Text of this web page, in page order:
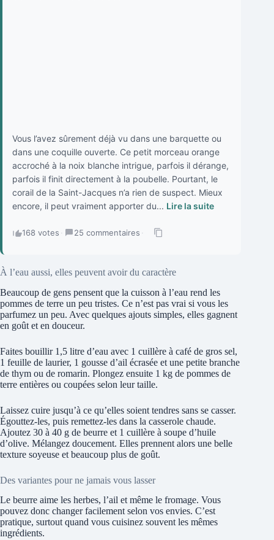
Vous l’avez sûrement déjà vu dans une barquette ou
dans une coquille ouverte. Ce petit morceau orange
accroché à la noix blanche intrigue, parfois il dérange,
parfois il finit directement à la poubelle. Pourtant, le
corail de la Saint-Jacques n’a rien de suspect. Mieux
encore, il peut vraiment apporter du... Lire la suite
168 votes · 25 commentaires ·
À l’eau aussi, elles peuvent avoir du caractère
Beaucoup de gens pensent que la cuisson à l’eau rend les
pommes de terre un peu tristes. Ce n’est pas vrai si vous les
parfumez un peu. Avec quelques ajouts simples, elles gagnent
en goût et en douceur.
Faites bouillir 1,5 litre d’eau avec 1 cuillère à café de gros sel,
1 feuille de laurier, 1 gousse d’ail écrasée et une petite branche
de thym ou de romarin. Plongez ensuite 1 kg de pommes de
terre entières ou coupées selon leur taille.
Laissez cuire jusqu’à ce qu’elles soient tendres sans se casser.
Égouttez-les, puis remettez-les dans la casserole chaude.
Ajoutez 30 à 40 g de beurre et 1 cuillère à soupe d’huile
d’olive. Mélangez doucement. Elles prennent alors une belle
texture soyeuse et beaucoup plus de goût.
Des variantes pour ne jamais vous lasser
Le beurre aime les herbes, l’ail et même le fromage. Vous
pouvez donc changer facilement selon vos envies. C’est
pratique, surtout quand vous cuisinez souvent les mêmes
ingrédients.